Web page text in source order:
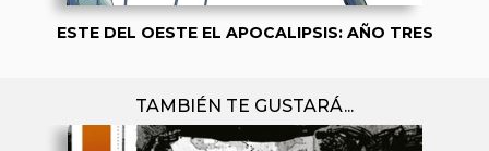
ESTE DEL OESTE EL APOCALIPSIS: AÑO TRES
TAMBIÉN TE GUSTARÁ...